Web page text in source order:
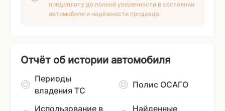
предоплату до полной уверенности в состоянии
автомобиля и надёжности продавца.
Отчёт об истории автомобиля
Периоды
владения ТС
Полис ОСАГО
Использование в
Найденные